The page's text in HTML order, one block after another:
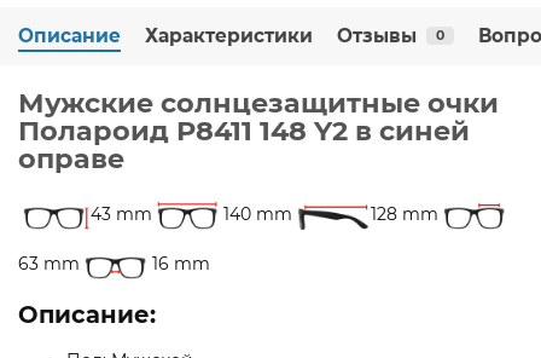
Описание Характеристики Отзывы 0
Мужские солнцезащитные очки
Полароид P8411 148 Y2 в синей
оправе
43 mm 140 mm 128 mm
63 mm 16 mm
Описание: